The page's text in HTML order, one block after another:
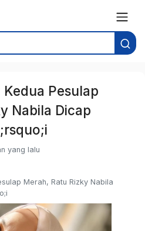
Pesulap
Nabila Dicap
yang lalu
Merah, Ratu Rizky Nabila